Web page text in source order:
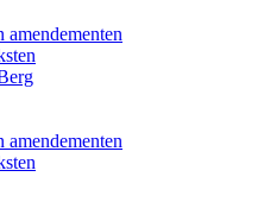
amendementen
amendementen